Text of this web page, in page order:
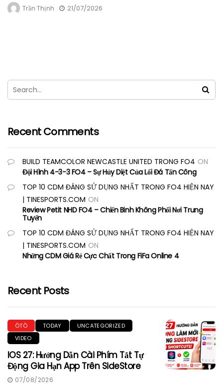
Trần Thịnh 21/07/2026
Recent Comments
BUILD TEAMCOLOR NEWCASTLE UNITED TRONG FO4 ON
Đội Hình 4-3-3 FO4 – Sự Hủy Diệt Của Lối Đá Tấn Công
TOP 10 CDM ĐÁNG SỬ DỤNG NHẤT TRONG FO4 HIỆN NAY
| TINESPORTS.COM ON
Review Petit NHD FO4 – Chiến Binh Không Phổi Nơi Trung
Tuyến
TOP 10 CDM ĐÁNG SỬ DỤNG NHẤT TRONG FO4 HIỆN NAY
| TINESPORTS.COM ON
Những CDM Giá Rẻ Cực Chất Trong FiFa Online 4
Recent Posts
ÔTÔ TODAY
UNCATEGORIZED
VIDEO
IOS 27: Hướng Dẫn Cài Phím Tắt Tự
Động Gia Hạn App Trên SideStore
07/08/2026